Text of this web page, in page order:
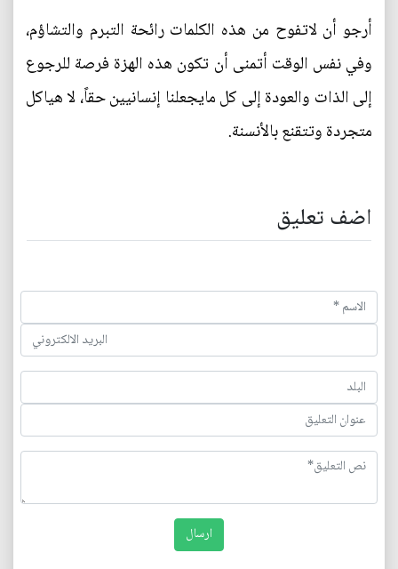
أرجو أن لاتفوح من هذه الكلمات رائحة التبرم والتشاؤم،
وفي نفس الوقت أتمنى أن تكون هذه الهزة فرصة للرجوع
إلى الذات والعودة إلى كل مايجعلنا إنسانيين حقاً، لا هياكل
متجردة وتتقنع بالأنسنة.
اضف تعليق